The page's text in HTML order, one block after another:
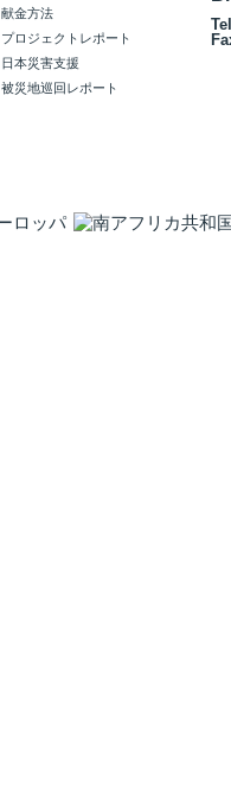
献金方法
プロジェクトレポート
日本災害支援
被災地巡回レポート
Tel